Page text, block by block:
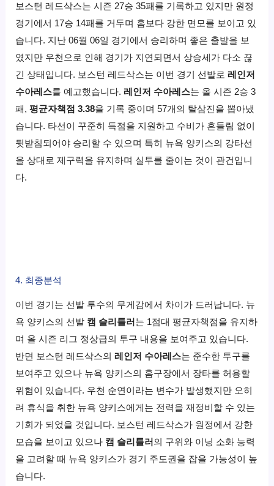
보스턴 레드삭스는 시즌 27승 35패를 기록하고 있지만 원정
경기에서 17승 14패를 거두며 홈보다 강한 면모를 보이고 있
습니다. 지난 06월 06일 경기에서 승리하며 좋은 출발을 보
였지만 우천으로 인해 경기가 지연되면서 상승세가 다소 끊
긴 상태입니다. 보스턴 레드삭스는 이번 경기 선발로레인저
수아레스를 예고했습니다.레인저 수아레스는 올 시즌 2승 3
패,평균자책점 3.38을 기록 중이며 57개의 탈삼진을 뽑아냈
습니다. 타선이 꾸준히 득점을 지원하고 수비가 흔들림 없이
뒷받침되어야 승리할 수 있으며 특히 뉴욕 양키스의 강타선
을 상대로 제구력을 유지하며 실투를 줄이는 것이 관건입니
다.
4. 최종분석
이번 경기는 선발 투수의 무게감에서 차이가 드러납니다. 뉴
욕 양키스의 선발 캠 슬리틀러 는 1점대 평균자책점을 유지하
며 올 시즌 리그 정상급의 투구 내용을 보여주고 있습니다.
반면 보스턴 레드삭스의레인저 수아레스는 준수한 투구를
보여주고 있으나 뉴욕 양키스의 홈구장에서 장타를 허용할
위험이 있습니다. 우천 순연이라는 변수가 발생했지만 오히
려 휴식을 취한 뉴욕 양키스에게는 전력을 재정비할 수 있는
기회가 되었을 것입니다. 보스턴 레드삭스가 원정에서 강한
모습을 보이고 있으나 캠 슬리틀러 의 구위와 이닝 소화 능력
을 고려할 때 뉴욕 양키스가 경기 주도권을 잡을 가능성이 높
습니다.